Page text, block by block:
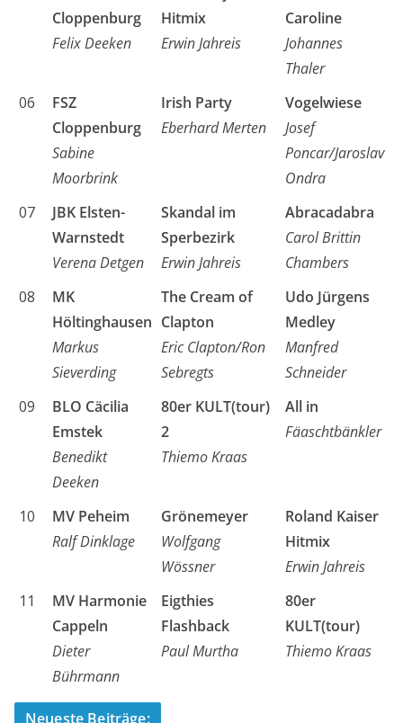
Cloppenburg
Felix Deeken
Hitmix
Erwin Jahreis
Caroline
Johannes
Thaler
06
FSZ
Cloppenburg
Sabine
Moorbrink
Irish Party
Eberhard Merten
Vogelwiese
Josef
Poncar/Jaroslav
Ondra
07
JBK Elsten-
Warnstedt
Verena Detgen
Skandal im
Sperbezirk
Erwin Jahreis
Abracadabra
Carol Brittin
Chambers
08
MK
Höltinghausen
Markus
Sieverding
The Cream of
Clapton
Eric Clapton/Ron
Sebregts
Udo Jürgens
Medley
Manfred
Schneider
09
BLO Cäcilia
Emstek
Benedikt
Deeken
80er KULT(tour)
2
Thiemo Kraas
All in
Fäaschtbänkler
10
MV Peheim
Ralf Dinklage
Grönemeyer
Wolfgang
Wössner
Roland Kaiser
Hitmix
Erwin Jahreis
11
MV Harmonie
Cappeln
Dieter
Bührmann
Eigthies
Flashback
Paul Murtha
80er
KULT(tour)
Thiemo Kraas
Neueste Beiträge: